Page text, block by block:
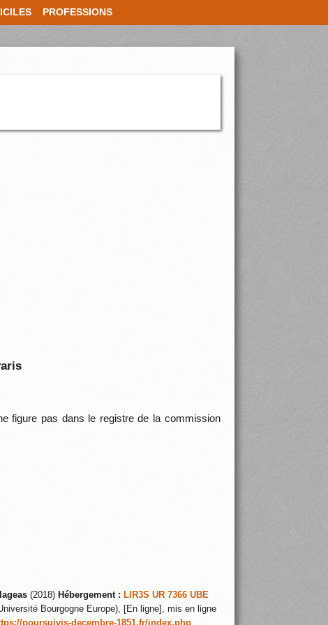
PROFESSIONS
figure pas dans le registre de la commission
(2018) Hébergement : LIR3S UR 7366 UBE
Bourgogne Europe), [En ligne], mis en ligne
poursuivis-decembre-1851.fr/index.php